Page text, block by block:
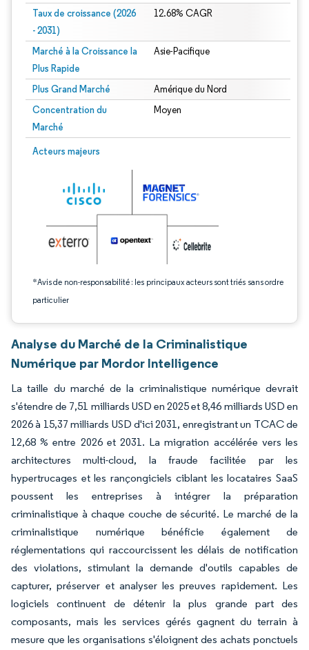
Taux de croissance (2026
- 2031)
12.68% CAGR
Marché à la Croissance la
Plus Rapide
Asie-Pacifique
Plus Grand Marché Amérique du Nord
Concentration du
Marché
Moyen
Acteurs majeurs
*Avis de non-responsabilité : les principaux acteurs sont triés sans ordre
particulier
Image © Mordor Intelligence. La réutilisation nécessite une attribution sous CC
Analyse du Marché de la Criminalistique
Numérique par Mordor Intelligence
La taille du marché de la criminalistique numérique devrait
s'étendre de 7,51 milliards USD en 2025 et 8,46 milliards USD en
2026 à 15,37 milliards USD d'ici 2031, enregistrant un TCAC de
12,68 % entre 2026 et 2031. La migration accélérée vers les
architectures multi-cloud, la fraude facilitée par les
hypertrucages et les rançongiciels ciblant les locataires SaaS
poussent les entreprises à intégrer la préparation
criminalistique à chaque couche de sécurité. Le marché de la
criminalistique numérique bénéficie également de
réglementations qui raccourcissent les délais de notification
des violations, stimulant la demande d'outils capables de
capturer, préserver et analyser les preuves rapidement. Les
logiciels continuent de détenir la plus grande part des
composants, mais les services gérés gagnent du terrain à
mesure que les organisations s'éloignent des achats ponctuels